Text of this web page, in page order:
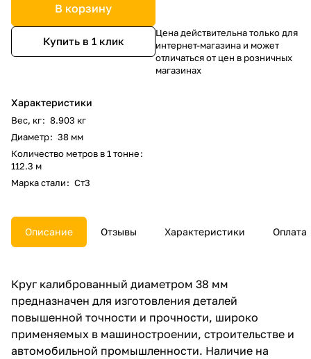
В корзину
Купить в 1 клик
Характеристики
Вес, кг: 8.903 кг
Диаметр: 38 мм
Количество метров в 1 тонне:
112.3 м
Марка стали: Ст3
Цена действительна только для
интернет-магазина и может
отличаться от цен в розничных
магазинах
Описание Отзывы Характеристики Оплата
Круг калиброванный диаметром 38 мм
предназначен для изготовления деталей
повышенной точности и прочности, широко
применяемых в машиностроении, строительстве и
автомобильной промышленности. Наличие на